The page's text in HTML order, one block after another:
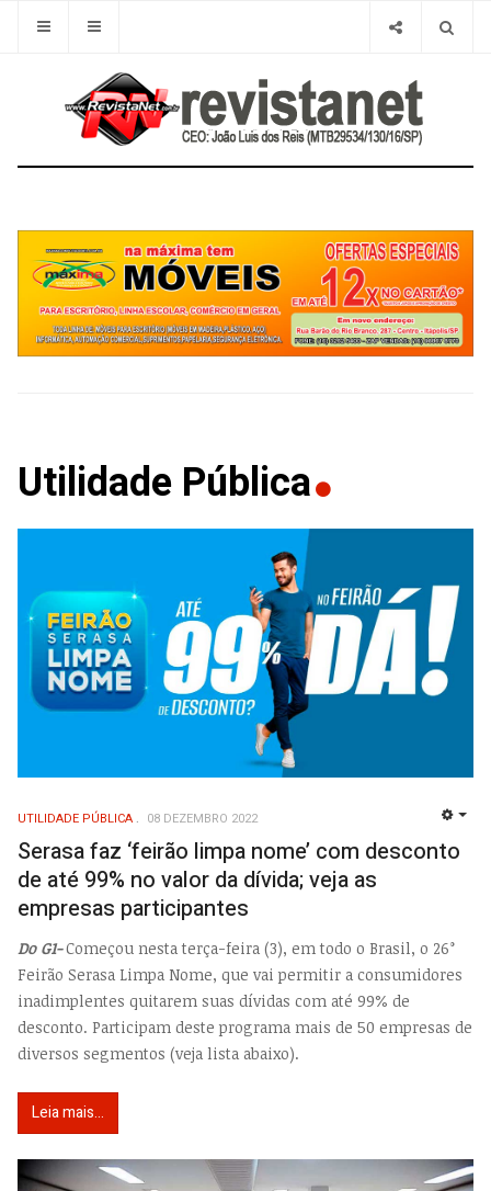
Utilidade Pública
UTILIDADE PÚBLICA 08 DEZEMBRO 2022
Serasa faz ‘feirão limpa nome’ com desconto
de até 99% no valor da dívida; veja as
empresas participantes
Do G1-Começou nesta terça-feira (3), em todo o Brasil, o 26°
Feirão Serasa Limpa Nome, que vai permitir a consumidores
inadimplentes quitarem suas dívidas com até 99% de
desconto. Participam deste programa mais de 50 empresas de
diversos segmentos (veja lista abaixo).
Leia mais...